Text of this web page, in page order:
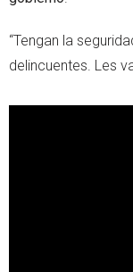
“Tengan la
delincuentes. Les